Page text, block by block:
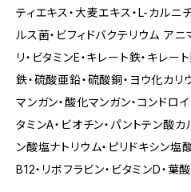
ティエキス・大麦エキス・L-カルニ
ルス菌・ビフィドバクテリウム ア
リ・ビタミンE・キレート鉄・キレ
鉄・硫酸亜鉛・硫酸銅・ヨウ化カリ
マンガン・酸化マンガン・コンドロ
タミンA・ビオチン・パントテン酸
ン酸塩ナトリウム・ピリドキシン塩
B12・リボフラビン・ビタミンD・葉酸